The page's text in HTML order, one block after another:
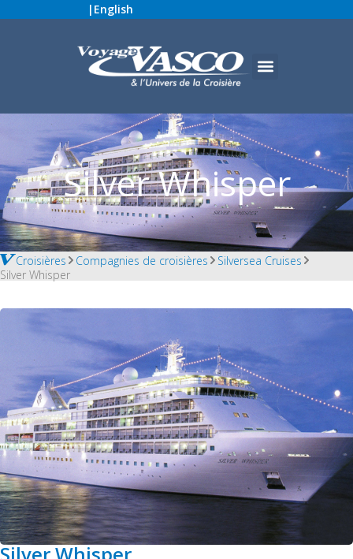
| English
Silver Whisper
Croisières Compagnies de croisières
Silversea Cruises
Silver Whisper